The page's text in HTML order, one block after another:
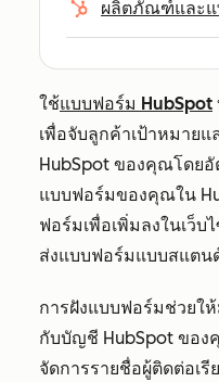
ผลิตภัณฑ์และแ
ใช้แบบฟอร์ม HubSpot
เพื่อจับลูกค้าเป้าหมาย
HubSpot ของคุณโดย
แบบฟอร์มของคุณใน
ฟอร์มเพื่อเพิ่มลงในเว็
ส่งแบบฟอร์มแบบสแต
การฝังแบบฟอร์มช่วยใ
กับบัญชี HubSpot ขอ
จัดการรายชื่อผู้ติดต่อเ